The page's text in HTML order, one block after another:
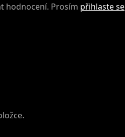
hodnocení. Prosím přihlaste se